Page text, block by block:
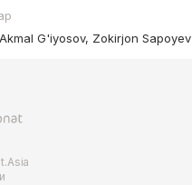
G'iyosov, Zokirjon Sapoyev